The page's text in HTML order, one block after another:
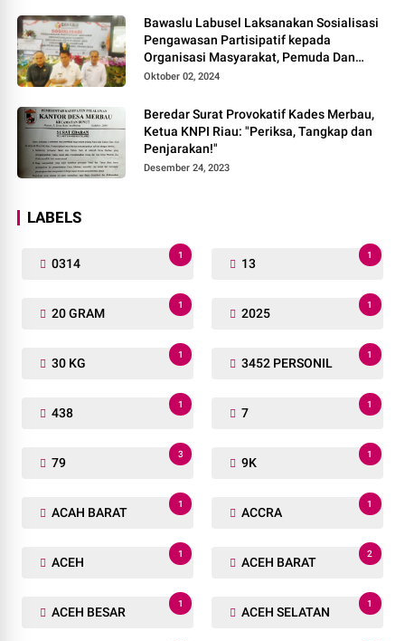
Bawaslu Labusel Laksanakan Sosialisasi
Pengawasan Partisipatif kepada
Organisasi Masyarakat, Pemuda Dan
Agama Pada pilkada Serentak 2024
Oktober 02, 2024
Beredar Surat Provokatif Kades Merbau,
Ketua KNPI Riau: "Periksa, Tangkap dan
Penjarakan!"
Desember 24, 2023
LABELS
0314
1
13
1
20 GRAM
1
2025
1
30 KG
1
3452 PERSONIL
1
438
1
7
1
79
3
9K
1
ACAH BARAT
1
ACCRA
1
ACEH
1
ACEH BARAT
2
ACEH BESAR
1
ACEH SELATAN
1